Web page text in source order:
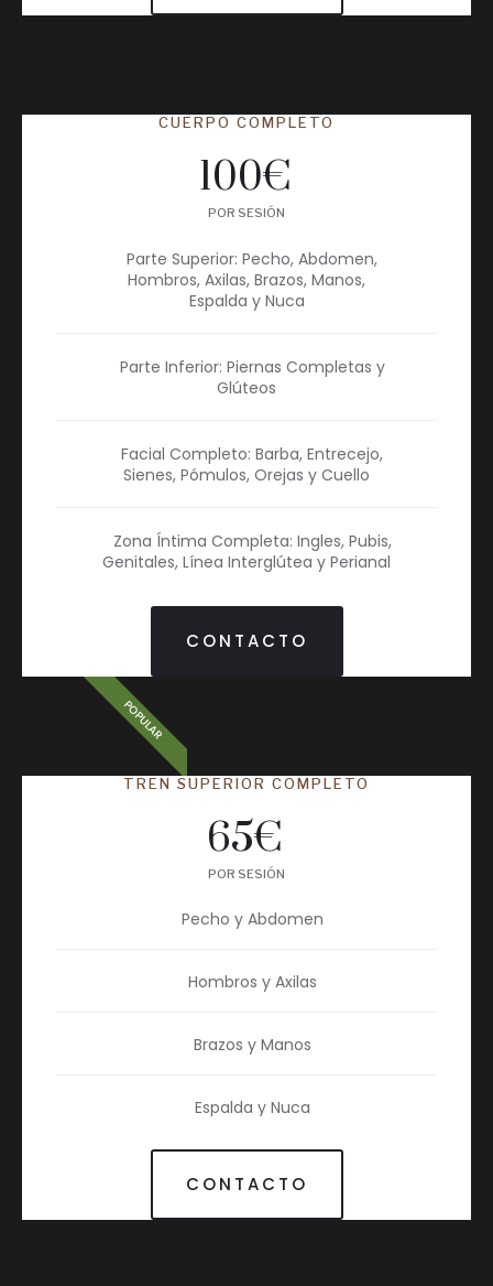
CUERPO COMPLETO
100€
POR SESIÓN
Parte Superior: Pecho, Abdomen,
Hombros, Axilas, Brazos, Manos,
Espalda y Nuca
Parte Inferior: Piernas Completas y
Glúteos
Facial Completo: Barba, Entrecejo,
Sienes, Pómulos, Orejas y Cuello
Zona Íntima Completa: Ingles, Pubis,
Genitales, Línea Interglútea y Perianal
CONTACTO
POPULAR
TREN SUPERIOR COMPLETO
65€
POR SESIÓN
Pecho y Abdomen
Hombros y Axilas
Brazos y Manos
Espalda y Nuca
CONTACTO